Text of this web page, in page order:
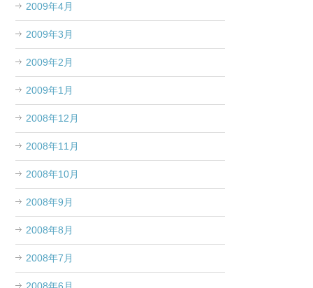
2009年4月
2009年3月
2009年2月
2009年1月
2008年12月
2008年11月
2008年10月
2008年9月
2008年8月
2008年7月